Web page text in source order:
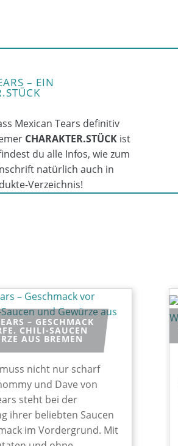
– EIN
Mexican Tears definitiv
CHARAKTER.STÜCKist
du alle Infos, wie zum
natürlich auch in
Verzeichnis!
– GESCHMACK
CHILI-SAUCEN
AUS BREMEN
nicht nur scharf
und Dave von
steht bei der
ihrer beliebten Saucen
im Vordergrund. Mit